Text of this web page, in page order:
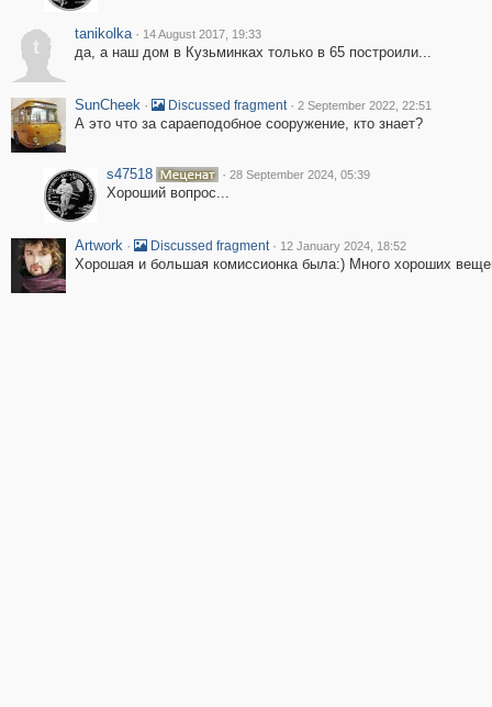
t
tanikolka · 14 August 2017, 19:33
да, а наш дом в Кузьминках только в 65 построили...
SunCheek · Discussed fragment · 2 September 2022, 22:51
А это что за сараеподобное сооружение, кто знает?
s47518 · 28 September 2024, 05:39
Хороший вопрос...
Artwork · Discussed fragment · 12 January 2024, 18:52
Хорошая и большая комиссионка была:) Много хороших